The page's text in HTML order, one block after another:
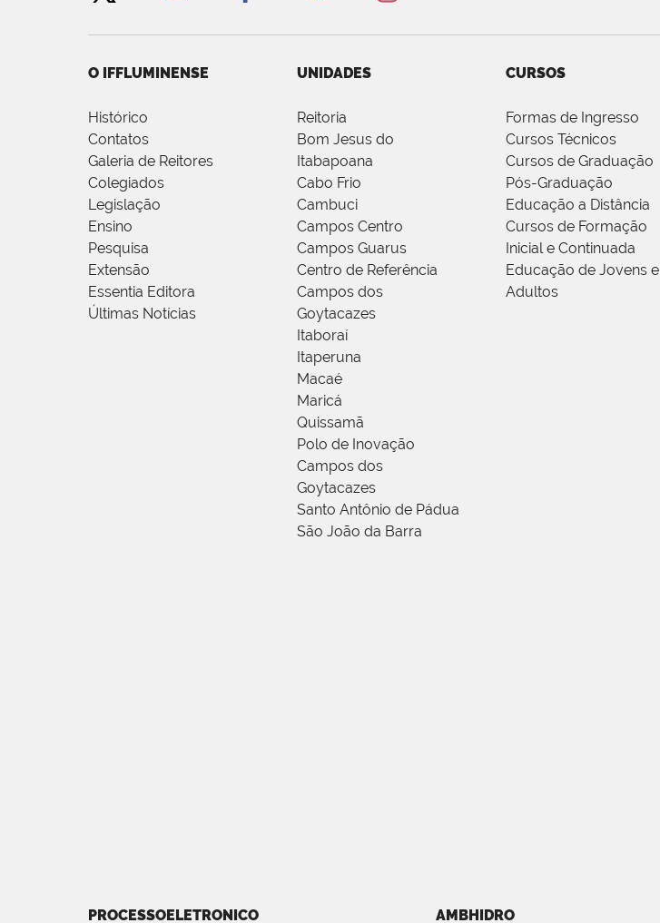
O IFFLUMINENSE
Histórico
Contatos
Galeria de Reitores
Colegiados
Legislação
Ensino
Pesquisa
Extensão
Essentia Editora
Últimas Notícias
UNIDADES
Reitoria
Bom Jesus do
Itabapoana
Cabo Frio
Cambuci
Campos Centro
Campos Guarus
Centro de Referência
Campos dos
Goytacazes
Itaboraí
Itaperuna
Macaé
Maricá
Quissamã
Polo de Inovação
Campos dos
Goytacazes
Santo Antônio de Pádua
São João da Barra
CURSOS
Formas de Ingresso
Cursos Técnicos
Cursos de Graduação
Pós-Graduação
Educação a Distância
Cursos de Formação
Inicial e Continuada
Educação de Jovens e
Adultos
PROCESSOELETRONICO AMBHIDRO